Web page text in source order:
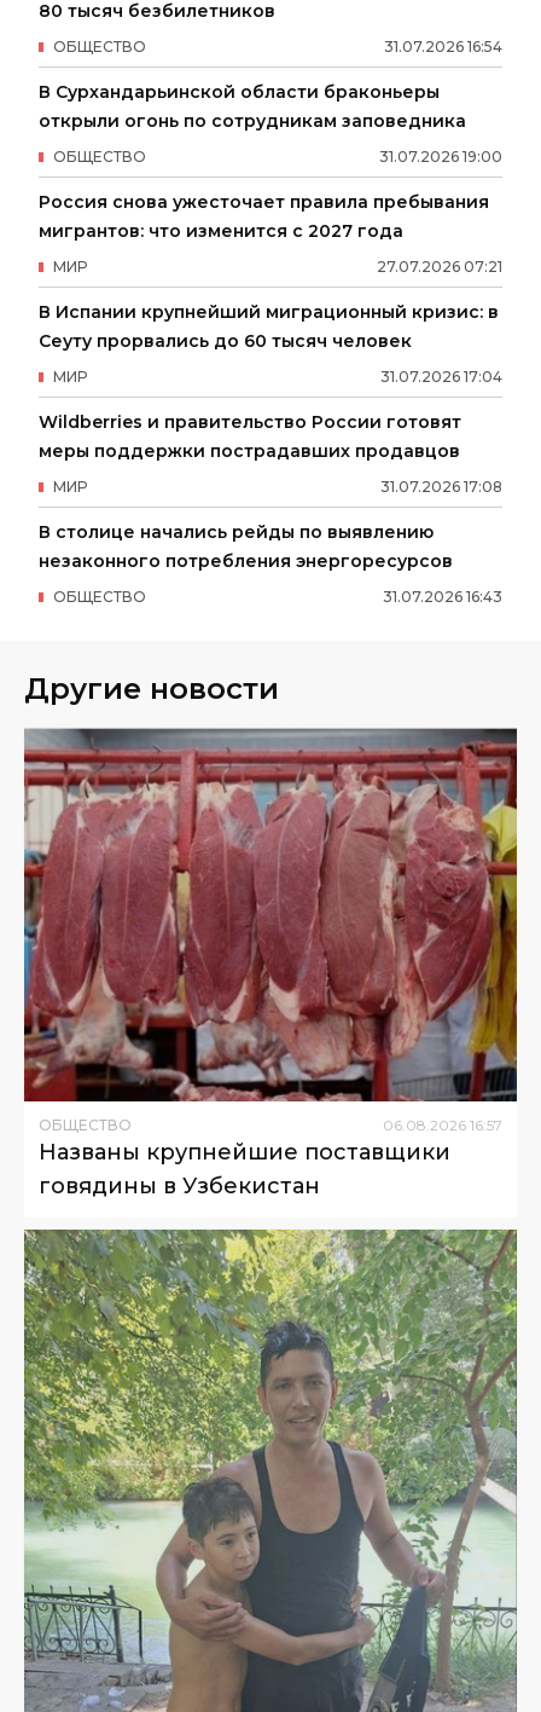
80 тысяч безбилетников
31.07.2026 16:54
ОБЩЕСТВО
В Сурхандарьинской области браконьеры
открыли огонь по сотрудникам заповедника
31.07.2026 19:00
ОБЩЕСТВО
Россия снова ужесточает правила пребывания
мигрантов: что изменится с 2027 года
27.07.2026 07:21
МИР
В Испании крупнейший миграционный кризис: в
Сеуту прорвались до 60 тысяч человек
31.07.2026 17:04
МИР
Wildberries и правительство России готовят
меры поддержки пострадавших продавцов
31.07.2026 17:08
МИР
В столице начались рейды по выявлению
незаконного потребления энергоресурсов
31.07.2026 16:43
ОБЩЕСТВО
Другие новости
ОБЩЕСТВО 06.08.2026 16:57
Названы крупнейшие поставщики
говядины в Узбекистан